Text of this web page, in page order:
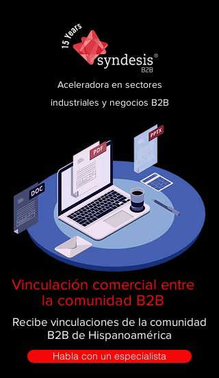
Aceleradora en sectores
industriales y negocios B2B
Vinculación comercial entre
la comunidad B2B
Recibe vinculaciones de la comunidad
B2B de Hispanoamérica
Habla con un especialista